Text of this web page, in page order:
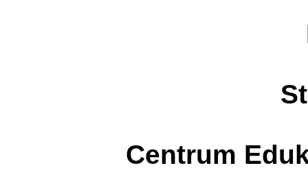
Centrum